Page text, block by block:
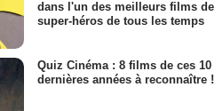
dans l'un des meilleurs films de
super-héros de tous les temps
Quiz Cinéma : 8 films de ces 10
dernières années à reconnaître !